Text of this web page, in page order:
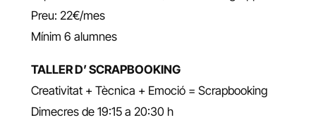
Preu: 22€/mes
Mínim 6 alumnes
TALLER D’ SCRAPBOOKING
Creativitat + Tècnica + Emoció = Scrapbooking
Dimecres de 19:15 a 20:30 h